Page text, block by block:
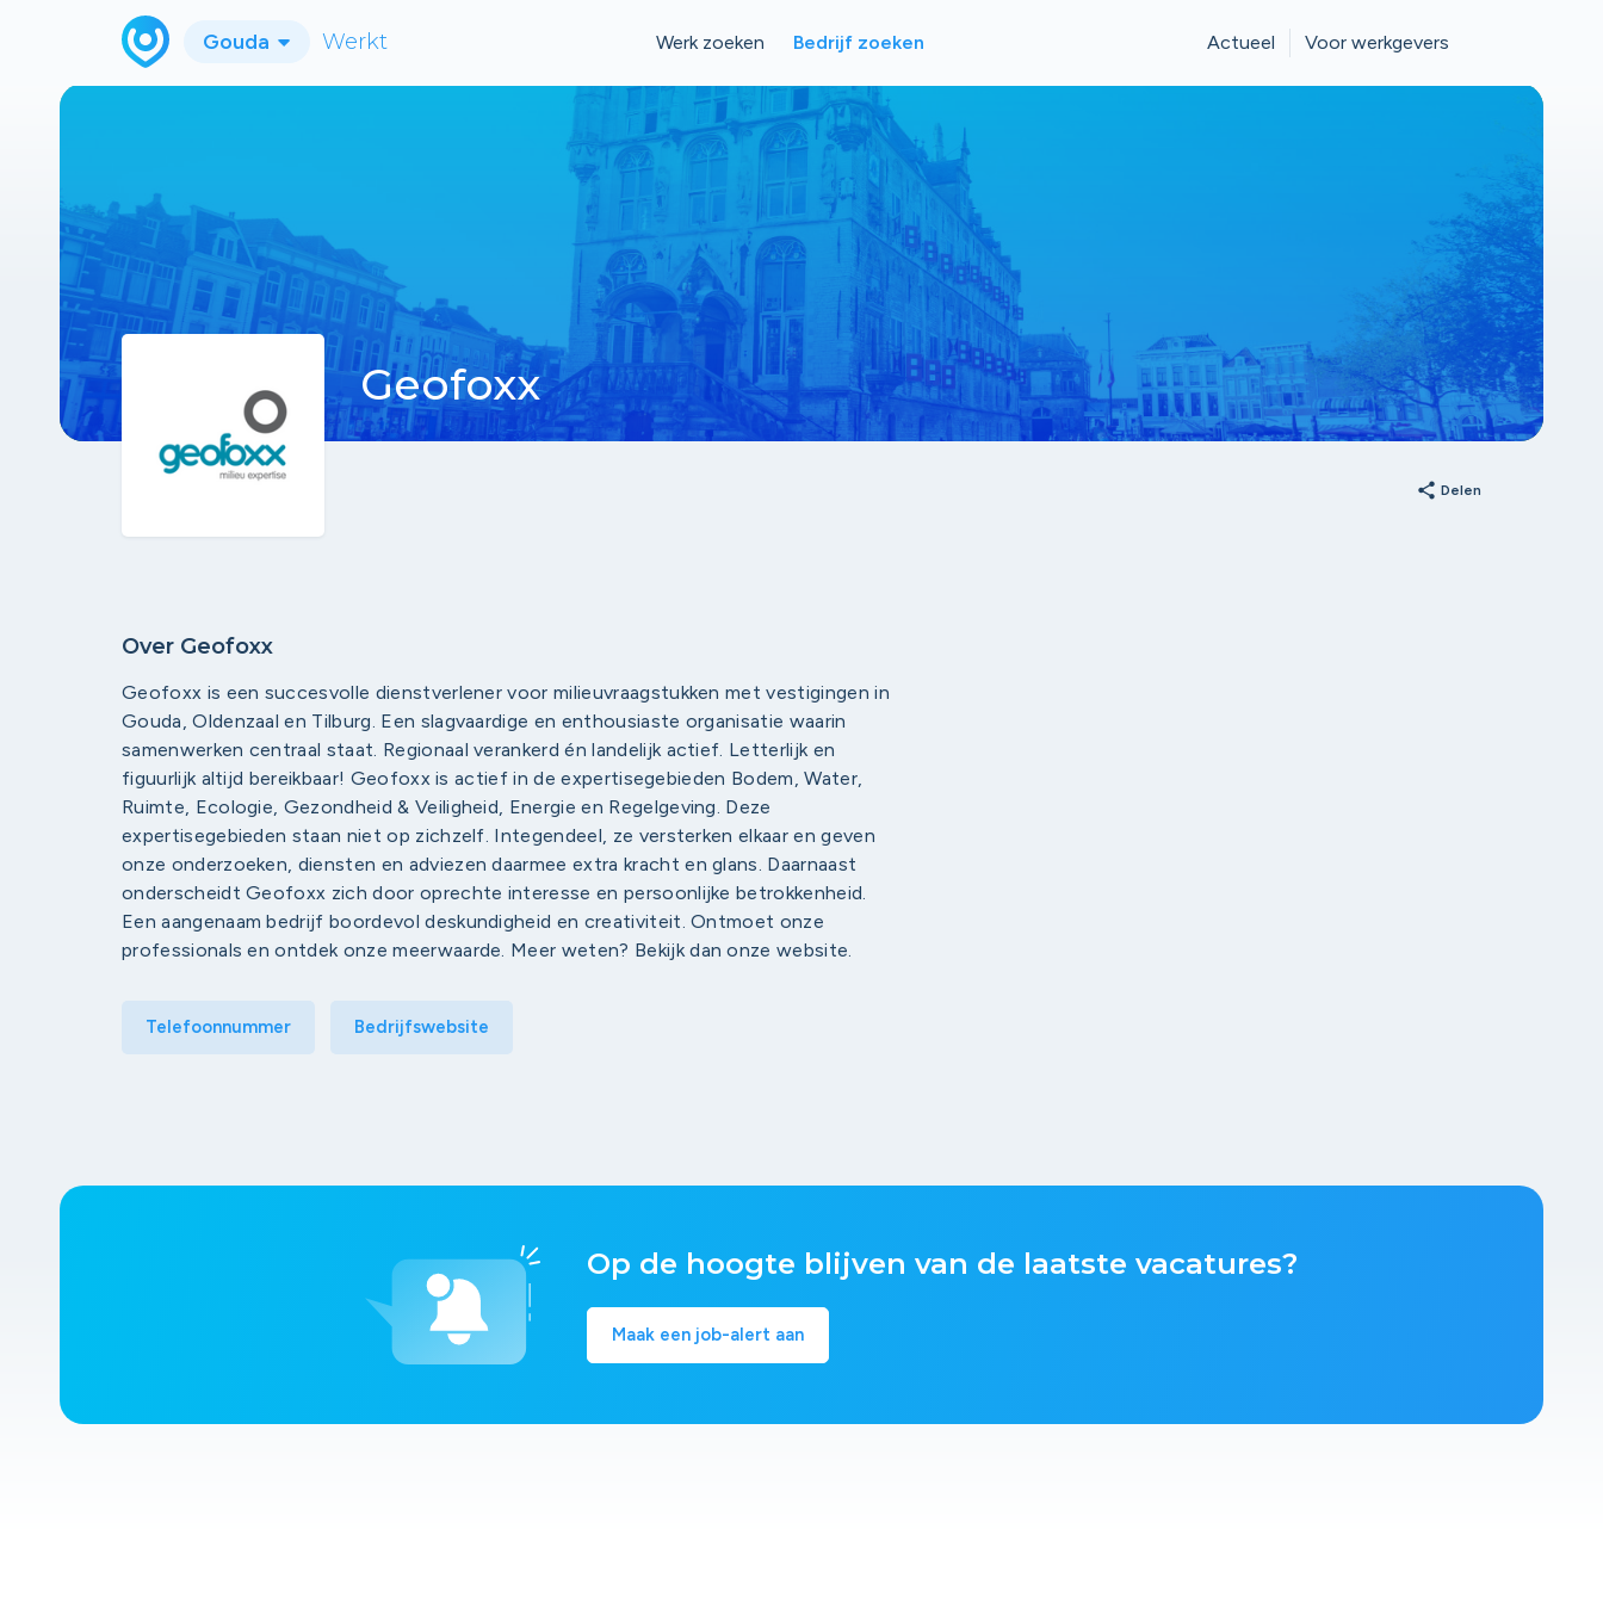
Gouda Werkt Werk zoeken Bedrijf zoeken Actueel Voor werkgevers
Geofoxx
share Delen
Over Geofoxx
Geofoxx is een succesvolle dienstverlener voor milieuvraagstukken met vestigingen in
Gouda, Oldenzaal en Tilburg. Een slagvaardige en enthousiaste organisatie waarin
samenwerken centraal staat. Regionaal verankerd én landelijk actief. Letterlijk en
figuurlijk altijd bereikbaar! Geofoxx is actief in de expertisegebieden Bodem, Water,
Ruimte, Ecologie, Gezondheid & Veiligheid, Energie en Regelgeving. Deze
expertisegebieden staan niet op zichzelf. Integendeel, ze versterken elkaar en geven
onze onderzoeken, diensten en adviezen daarmee extra kracht en glans. Daarnaast
onderscheidt Geofoxx zich door oprechte interesse en persoonlijke betrokkenheid.
Een aangenaam bedrijf boordevol deskundigheid en creativiteit. Ontmoet onze
professionals en ontdek onze meerwaarde. Meer weten? Bekijk dan onze website.
Telefoonnummer Bedrijfswebsite
Op de hoogte blijven van de laatste vacatures?
Maak een job-alert aan